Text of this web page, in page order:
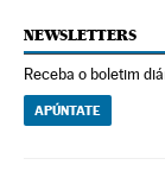
NEWSLETTERS
Receba o boletim
APÚNTATE